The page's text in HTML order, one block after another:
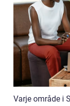
Varje område i